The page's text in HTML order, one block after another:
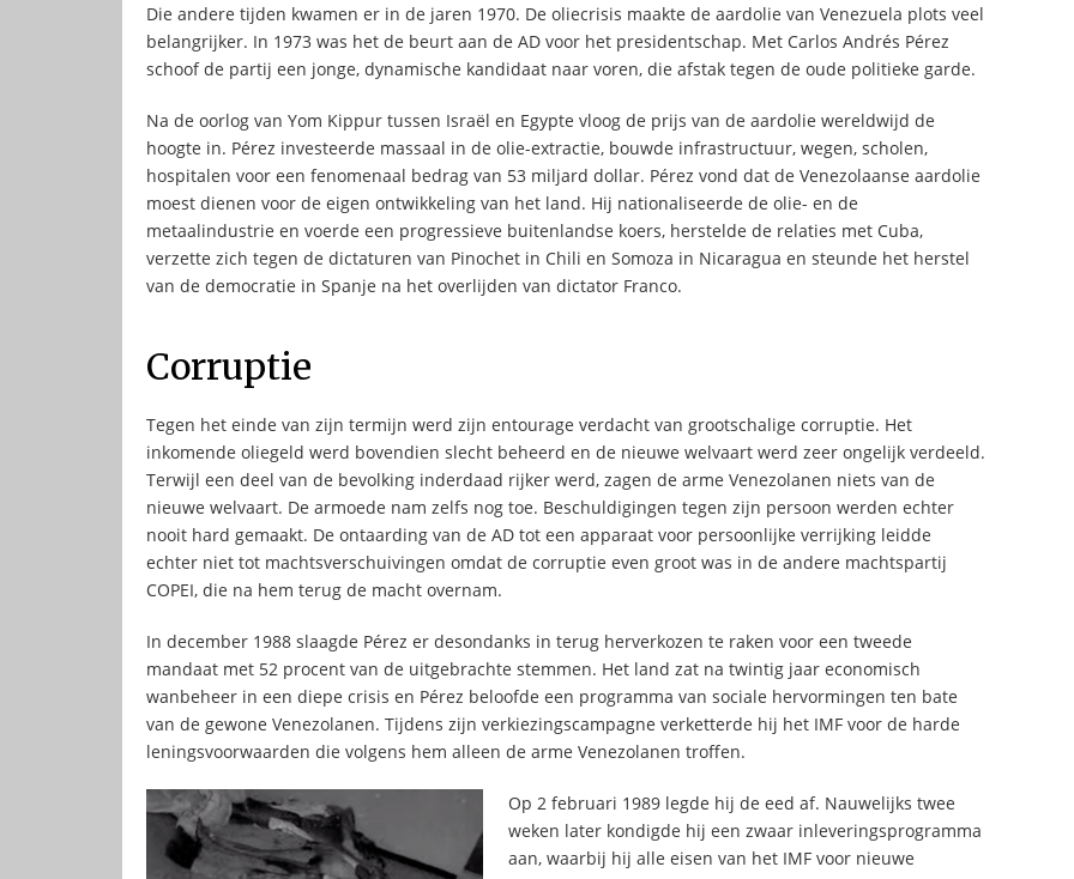
Die andere tijden kwamen er in de jaren 1970. De oliecrisis maakte de aardolie van Venezuela plots veel
belangrijker. In 1973 was het de beurt aan de AD voor het presidentschap. Met Carlos Andrés Pérez
schoof de partij een jonge, dynamische kandidaat naar voren, die afstak tegen de oude politieke garde.
Na de oorlog van Yom Kippur tussen Israël en Egypte vloog de prijs van de aardolie wereldwijd de
hoogte in. Pérez investeerde massaal in de olie-extractie, bouwde infrastructuur, wegen, scholen,
hospitalen voor een fenomenaal bedrag van 53 miljard dollar. Pérez vond dat de Venezolaanse aardolie
moest dienen voor de eigen ontwikkeling van het land. Hij nationaliseerde de olie- en de
metaalindustrie en voerde een progressieve buitenlandse koers, herstelde de relaties met Cuba,
verzette zich tegen de dictaturen van Pinochet in Chili en Somoza in Nicaragua en steunde het herstel
van de democratie in Spanje na het overlijden van dictator Franco.
Corruptie
Tegen het einde van zijn termijn werd zijn entourage verdacht van grootschalige corruptie. Het
inkomende oliegeld werd bovendien slecht beheerd en de nieuwe welvaart werd zeer ongelijk verdeeld.
Terwijl een deel van de bevolking inderdaad rijker werd, zagen de arme Venezolanen niets van de
nieuwe welvaart. De armoede nam zelfs nog toe. Beschuldigingen tegen zijn persoon werden echter
nooit hard gemaakt. De ontaarding van de AD tot een apparaat voor persoonlijke verrijking leidde
echter niet tot machtsverschuivingen omdat de corruptie even groot was in de andere machtspartij
COPEI, die na hem terug de macht overnam.
In december 1988 slaagde Pérez er desondanks in terug herverkozen te raken voor een tweede
mandaat met 52 procent van de uitgebrachte stemmen. Het land zat na twintig jaar economisch
wanbeheer in een diepe crisis en Pérez beloofde een programma van sociale hervormingen ten bate
van de gewone Venezolanen. Tijdens zijn verkiezingscampagne verketterde hij het IMF voor de harde
leningsvoorwaarden die volgens hem alleen de arme Venezolanen troffen.
Op 2 februari 1989 legde hij de eed af. Nauwelijks twee
weken later kondigde hij een zwaar inleveringsprogramma
aan, waarbij hij alle eisen van het IMF voor nieuwe